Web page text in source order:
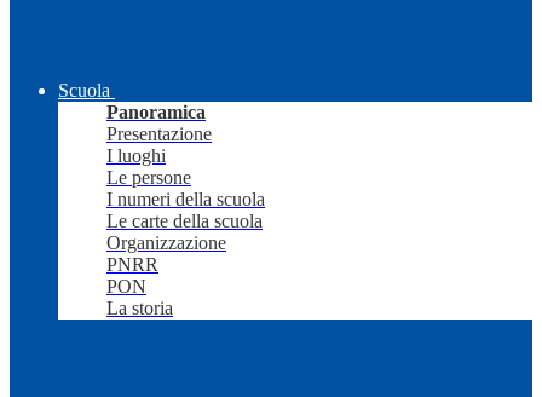
Scuola
Panoramica
Presentazione
I luoghi
Le persone
I numeri della scuola
Le carte della scuola
Organizzazione
PNRR
PON
La storia